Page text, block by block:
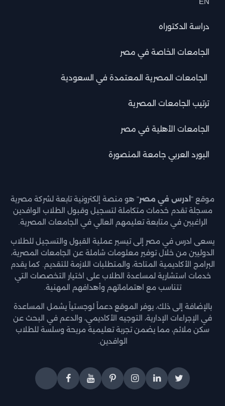
دراسة الدكتوراه
الجامعات الخاصة في مصر
الجامعات المصرية المعتمدة في السعودية
ترتيب الجامعات المصرية
الجامعات الأهلية في مصر
البورد العربي جامعة المنصورة
موقع " ادرس في مصر" هو منصة إلكترونية تابعة لشركة مصرية
مسجلة تقدم خدمات متكاملة لتسجيل وقبول الطلاب الوافدين
الراغبين في متابعة تعليمهم العالي في الجامعات المصرية.
يسعى ادرس في مصر إلى تيسير عملية القبول والتسجيل للطلاب
الدوليين من خلال توفير معلومات شاملة عن الجامعات المصرية،
البرامج الأكاديمية المتاحة، والمتطلبات اللازمة للتقديم. كما يقدم
خدمات استشارية لمساعدة الطلاب على اختيار التخصصات التي
تتناسب مع اهتماماتهم وأهدافهم المهنية.
بالإضافة إلى ذلك، يوفر الموقع دعماً لوجستياً يشمل المساعدة
في الإجراءات الإدارية، التوجيه الأكاديمي، والدعم في البحث عن
سكن ملائم، مما يضمن تجربة تعليمية مريحة وسلسة للطلاب
الوافدين.